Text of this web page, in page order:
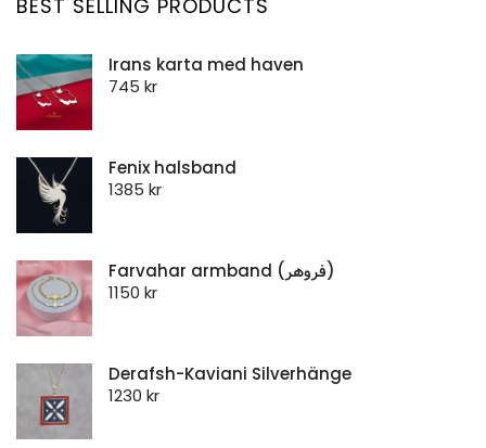
BEST SELLING PRODUCTS
Irans karta med haven
745 kr
Fenix halsband
1385 kr
Farvahar armband (فروهر)
1150 kr
Derafsh-Kaviani Silverhänge
1230 kr